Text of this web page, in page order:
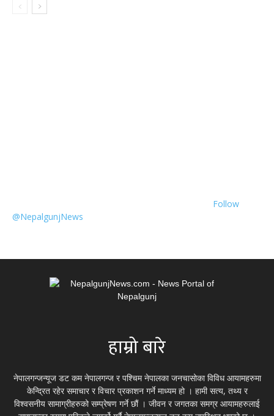
Follow
@NepalgunjNews
हाम्रो बारे
नेपालगन्जन्यूज डट कम नेपालगन्ज र पश्चिम नेपालका जनचासोका विविध आयामहरुमा
केन्द्रित रहेर समाचार र विचार प्रकाशन गर्ने माध्यम हो । हामी सत्य, तथ्य र
विश्वसनीय सामाग्रीहरुको सम्प्रेषण गर्ने छौं । जीवन र जगतका समग्र आयामहरुलाई